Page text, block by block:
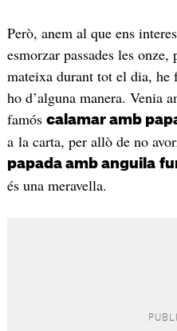
Però, anem al que ens
esmorzar passades les
mateixa durant tot el dia, he
ho d’alguna manera. Venia
famós calamar amb
a la carta, per allò de no
papada amb anguila
és una meravella.